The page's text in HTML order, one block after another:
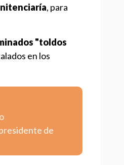
, para
"toldos
en los
de